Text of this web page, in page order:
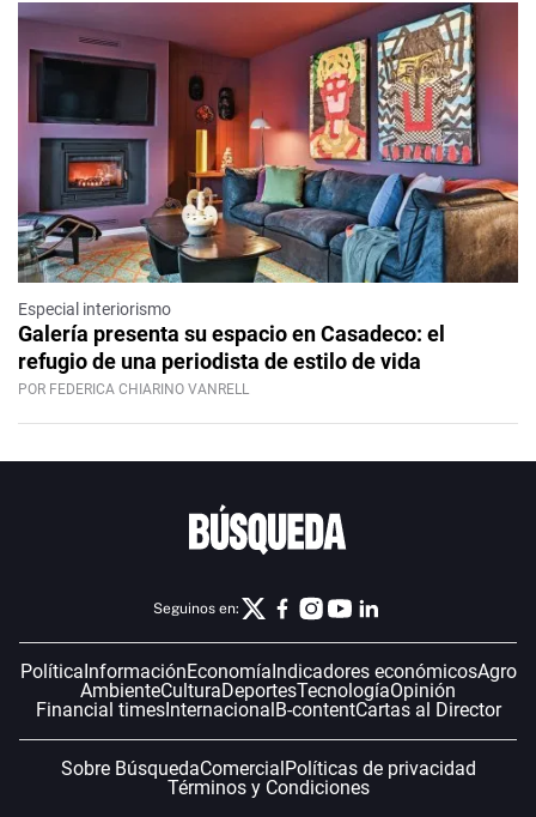
Especial interiorismo
Galería presenta su espacio en Casadeco: el
refugio de una periodista de estilo de vida
POR FEDERICA CHIARINO VANRELL
Seguinos en:
PolíticaInformaciónEconomíaIndicadores económicosAgro
AmbienteCulturaDeportesTecnologíaOpinión
Financial timesInternacionalB-contentCartas al Director
Sobre BúsquedaComercialPolíticas de privacidad
Términos y Condiciones